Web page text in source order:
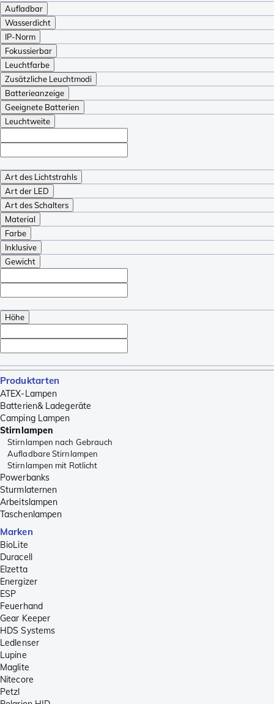
Aufladbar
Wasserdicht
IP-Norm
Fokussierbar
Leuchtfarbe
Zusätzliche Leuchtmodi
Batterieanzeige
Geeignete Batterien
Leuchtweite
Art des Lichtstrahls
Art der LED
Art des Schalters
Material
Farbe
Inklusive
Gewicht
Höhe
Produktarten
ATEX-Lampen
Batterien& Ladegeräte
Camping Lampen
Stirnlampen
Stirnlampen nach Gebrauch
Aufladbare Stirnlampen
Stirnlampen mit Rotlicht
Powerbanks
Sturmlaternen
Arbeitslampen
Taschenlampen
Marken
BioLite
Duracell
Elzetta
Energizer
ESP
Feuerhand
Gear Keeper
HDS Systems
Ledlenser
Lupine
Maglite
Nitecore
Petzl